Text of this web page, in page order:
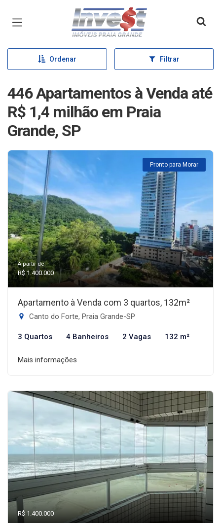
Página inicial
Ordenar Filtrar
446 Apartamentos à Venda até
R$ 1,4 milhão em Praia
Grande, SP
Pronto para Morar
A partir de:
R$ 1.400.000
Apartamento à Venda com 3 quartos, 132m²
Canto do Forte, Praia Grande-SP
3 Quartos 4 Banheiros 2 Vagas 132 m²
Mais informações
R$ 1.400.000